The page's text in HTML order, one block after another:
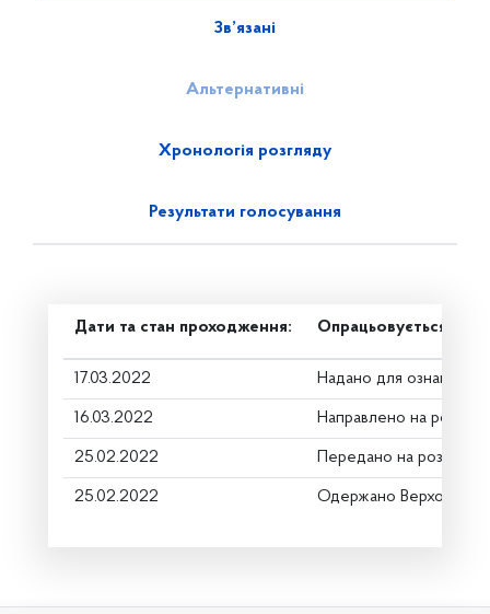
Зв’язані
Альтернативні
Хронологія розгляду
Результати голосування
Дати та стан проходження: Опрацьовується в
17.03.2022 Надано для
16.03.2022 Направлено на
25.02.2022 Передано на розгляд
25.02.2022 Одержано Верховною